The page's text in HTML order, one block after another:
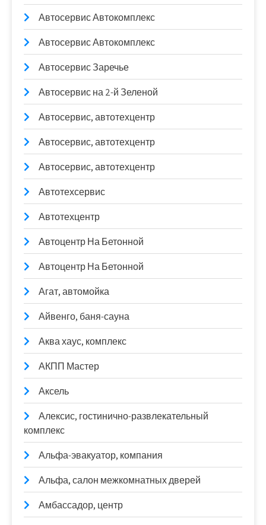
Автосервис Автокомплекс
Автосервис Автокомплекс
Автосервис Заречье
Автосервис на 2-й Зеленой
Автосервис, автотехцентр
Автосервис, автотехцентр
Автосервис, автотехцентр
Автотехсервис
Автотехцентр
Автоцентр На Бетонной
Автоцентр На Бетонной
Агат, автомойка
Айвенго, баня-сауна
Аква хаус, комплекс
АКПП Мастер
Аксель
Алексис, гостинично-развлекательный
комплекс
Альфа-эвакуатор, компания
Альфа, салон межкомнатных дверей
Амбассадор, центр